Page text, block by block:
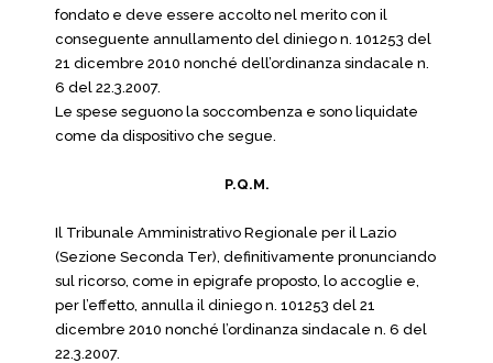
fondato e deve essere accolto nel merito con il
conseguente annullamento del diniego n. 101253 del
21 dicembre 2010 nonché dell’ordinanza sindacale n.
6 del 22.3.2007.
Le spese seguono la soccombenza e sono liquidate
come da dispositivo che segue.
P.Q.M.
Il Tribunale Amministrativo Regionale per il Lazio
(Sezione Seconda Ter), definitivamente pronunciando
sul ricorso, come in epigrafe proposto, lo accoglie e,
per l’effetto, annulla il diniego n. 101253 del 21
dicembre 2010 nonché l’ordinanza sindacale n. 6 del
22.3.2007.